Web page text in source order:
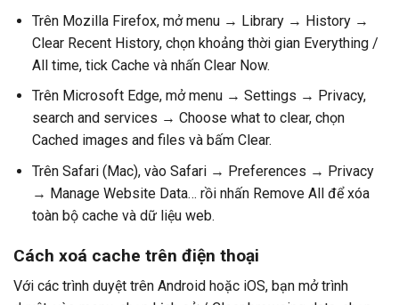
Trên Mozilla Firefox, mở menu → Library → History →
Clear Recent History, chọn khoảng thời gian Everything /
All time, tick Cache và nhấn Clear Now.
Trên Microsoft Edge, mở menu → Settings → Privacy,
search and services → Choose what to clear, chọn
Cached images and files và bấm Clear.
Trên Safari (Mac), vào Safari → Preferences → Privacy
→ Manage Website Data… rồi nhấn Remove All để xóa
toàn bộ cache và dữ liệu web.
Cách xoá cache trên điện thoại
Với các trình duyệt trên Android hoặc iOS, bạn mở trình